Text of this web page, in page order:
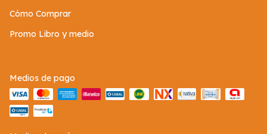
Cómo Comprar
Promo Libro y medio
Medios de pago